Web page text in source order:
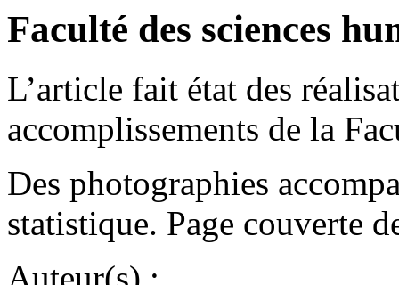
Faculté des sciences
L’article fait état des
accomplissements de la
Des photographies
statistique. Page couverte